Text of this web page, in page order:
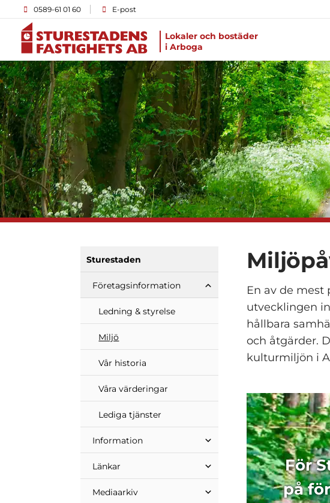
0589-61 01 60 E-post
Lokaler och bostäder
i Arboga
Sturestaden
Företags­information
Ledning & styrelse
Miljö
Vår historia
Våra värderingar
Lediga tjänster
Information
Länkar
Mediaarkiv
En av de
utvecklingen
hållbara
och åtgärder.
kulturmiljön i
För
på